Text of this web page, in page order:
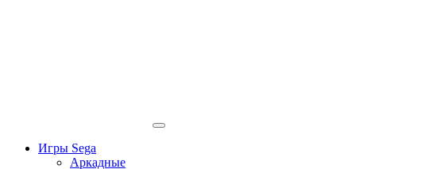
Игры Sega
Аркадные